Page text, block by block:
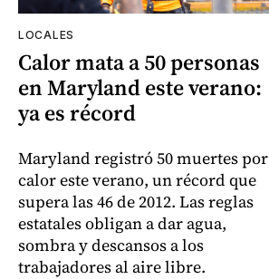
LOCALES
Calor mata a 50 personas
en Maryland este verano:
ya es récord
Maryland registró 50 muertes por
calor este verano, un récord que
supera las 46 de 2012. Las reglas
estatales obligan a dar agua,
sombra y descansos a los
trabajadores al aire libre.